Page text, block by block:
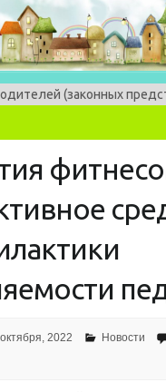
2022 Новости